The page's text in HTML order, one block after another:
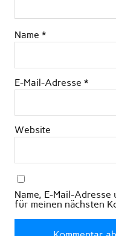
Name *
E-Mail-Adresse *
Website
Name, E-Mail-
für meinen nächsten